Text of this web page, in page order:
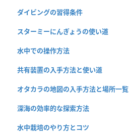
ダイビングの習得条件
スターミーにんぎょうの使い道
水中での操作方法
共有装置の入手方法と使い道
オタカラの地図の入手方法と場所一覧
深海の効率的な探索方法
水中栽培のやり方とコツ